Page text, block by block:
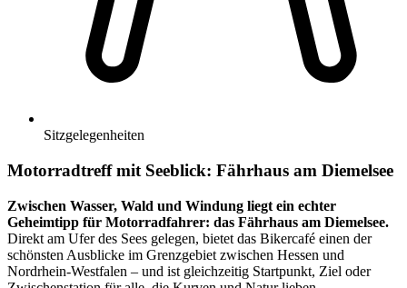
Sitzgelegenheiten
Motorradtreff mit Seeblick: Fährhaus am Diemelsee
Zwischen Wasser, Wald und Windung liegt ein echter
Geheimtipp für Motorradfahrer: das Fährhaus am Diemelsee.
Direkt am Ufer des Sees gelegen, bietet das Bikercafé einen der
schönsten Ausblicke im Grenzgebiet zwischen Hessen und
Nordrhein-Westfalen – und ist gleichzeitig Startpunkt, Ziel oder